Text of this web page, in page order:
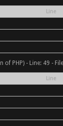
Line
- Line: 49 -
Line